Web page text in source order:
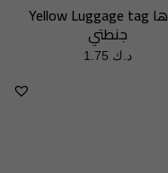
Yellow Luggage tag هدها
جنطتي
د.ك